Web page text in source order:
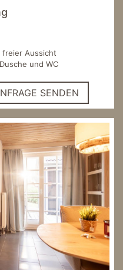
freier Aussicht
und WC
SENDEN